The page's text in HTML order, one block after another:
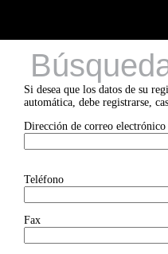
Si desea que los datos de su
automática, debe registrarse,
Dirección de correo electrónico
Teléfono
Fax